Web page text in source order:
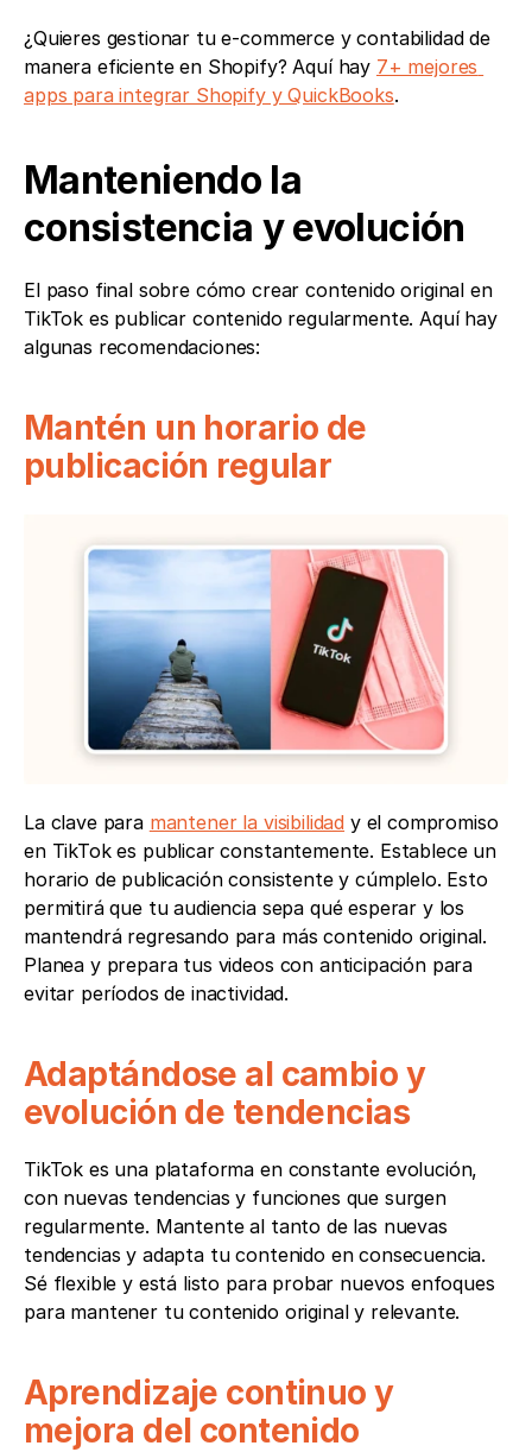
¿Quieres gestionar tu e-commerce y contabilidad de
manera eficiente en Shopify? Aquí hay 7+ mejores
apps para integrar Shopify y QuickBooks.
Manteniendo la
consistencia y evolución
El paso final sobre cómo crear contenido original en
TikTok es publicar contenido regularmente. Aquí hay
algunas recomendaciones:
Mantén un horario de
publicación regular
La clave para mantener la visibilidad y el compromiso
en TikTok es publicar constantemente. Establece un
horario de publicación consistente y cúmplelo. Esto
permitirá que tu audiencia sepa qué esperar y los
mantendrá regresando para más contenido original.
Planea y prepara tus videos con anticipación para
evitar períodos de inactividad.
Adaptándose al cambio y
evolución de tendencias
TikTok es una plataforma en constante evolución,
con nuevas tendencias y funciones que surgen
regularmente. Mantente al tanto de las nuevas
tendencias y adapta tu contenido en consecuencia.
Sé flexible y está listo para probar nuevos enfoques
para mantener tu contenido original y relevante.
Aprendizaje continuo y
mejora del contenido